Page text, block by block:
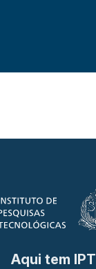
Aqui tem IPT